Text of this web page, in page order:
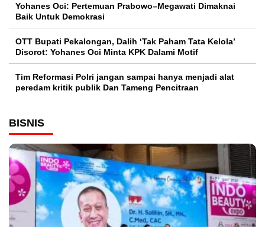
Yohanes Oci: Pertemuan Prabowo–Megawati Dimaknai
Baik Untuk Demokrasi
OTT Bupati Pekalongan, Dalih ‘Tak Paham Tata Kelola’
Disorot: Yohanes Oci Minta KPK Dalami Motif
Tim Reformasi Polri jangan sampai hanya menjadi alat
peredam kritik publik Dan Tameng Pencitraan
BISNIS